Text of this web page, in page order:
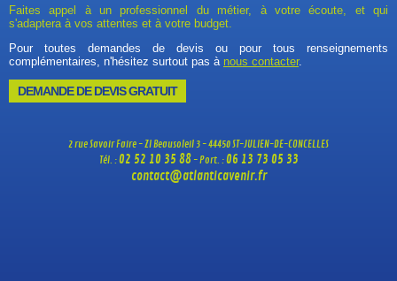
Faites appel à un professionnel du métier, à votre écoute, et qui
s'adaptera à vos attentes et à votre budget.
Pour toutes demandes de devis ou pour tous renseignements
complémentaires, n'hésitez surtout pas à nous contacter.
DEMANDE DE DEVIS GRATUIT
2 rue Savoir Faire - ZI Beausoleil 3 - 44450 ST-JULIEN-DE-CONCELLES
Tél. :02 52 10 35 88 - Port. :06 13 73 05 33
contact@atlanticavenir.fr